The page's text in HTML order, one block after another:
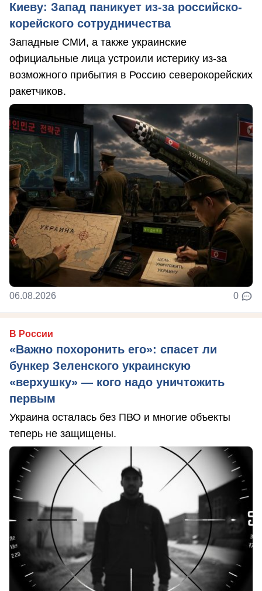
Киеву: Запад паникует из-за российско-
корейского сотрудничества
Западные СМИ, а также украинские
официальные лица устроили истерику из-за
возможного прибытия в Россию северокорейских
ракетчиков.
06.08.2026 0
В России
«Важно похоронить его»: спасет ли
бункер Зеленского украинскую
«верхушку» — кого надо уничтожить
первым
Украина осталась без ПВО и многие объекты
теперь не защищены.